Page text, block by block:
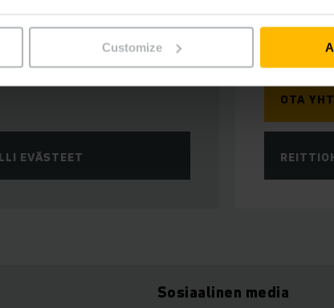
Customize
EVÄSTEET
Faksi:
OTA
Sosiaalinen media